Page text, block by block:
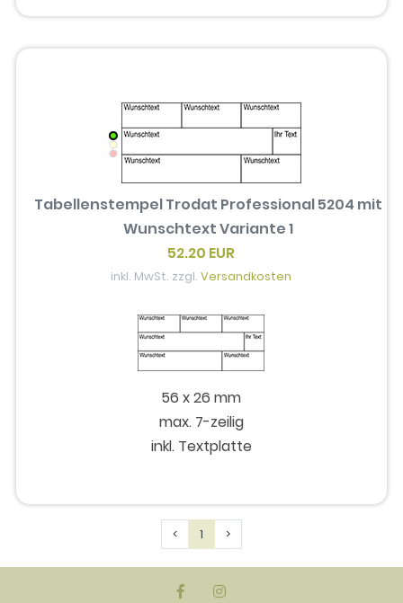
Tabellenstempel Trodat Professional 5204 mit
Wunschtext Variante 1
52.20 EUR
inkl. MwSt. zzgl.Versandkosten
56 x 26 mm
max. 7-zeilig
inkl. Textplatte
<Previous
1 >Next